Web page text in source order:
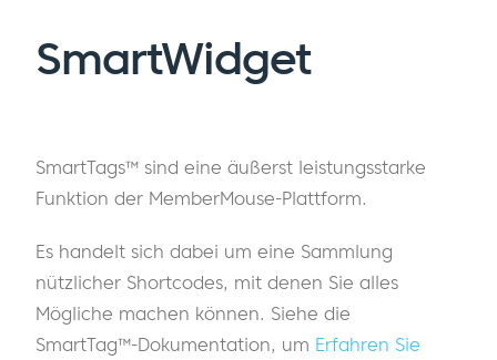
SmartWidget
SmartTags™ sind eine äußerst leistungsstarke
Funktion der MemberMouse-Plattform.
Es handelt sich dabei um eine Sammlung
nützlicher Shortcodes, mit denen Sie alles
Mögliche machen können. Siehe die
SmartTag™-Dokumentation, um Erfahren Sie